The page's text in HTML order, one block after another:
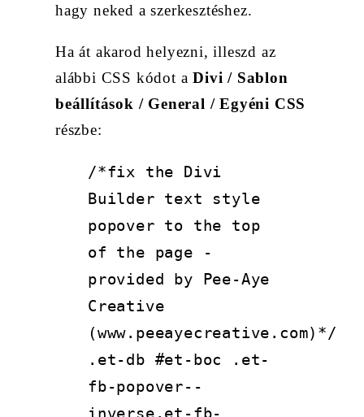
hagy neked a szerkesztéshez.
Ha át akarod helyezni, illeszd az
alábbi CSS kódot aDivi / Sablon
beállítások / General / Egyéni CSS
részbe:
/*fix the Divi
Builder text style
popover to the top
of the page -
provided by Pee-Aye
Creative
(www.peeayecreative.com)*/
.et-db #et-boc .et-
fb-popover--
inverse.et-fb-